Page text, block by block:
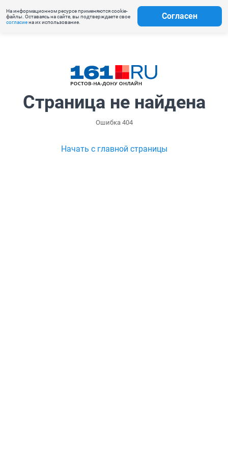
На информационном ресурсе применяются cookie-
файлы. Оставаясь на сайте, вы подтверждаете свое
согласиена их использование.
Согласен
Страница не найдена
Ошибка 404
Начать с главной страницы